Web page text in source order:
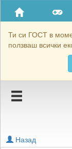
Ти си ГОСТ в
ползваш всички
Приятели
Хронология
Подаръците
Картичките
Блокирай
Назад